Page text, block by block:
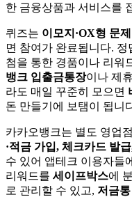
한 금융상품과 서비스를
퀴즈는 이모지·OX형 문제
면 참여가 완료됩니다. 정
첨을 통한 경품이나 리워
뱅크 입출금통장이나 제
라도 매일 꾸준히 모으면
돈 만들기에 보탬이 됩니
카카오뱅크는 별도 영업
·적금 가입, 체크카드 발
수 있어 앱테크 이용자들
리워드를 세이프박스에
로 관리할 수 있고, 저금통